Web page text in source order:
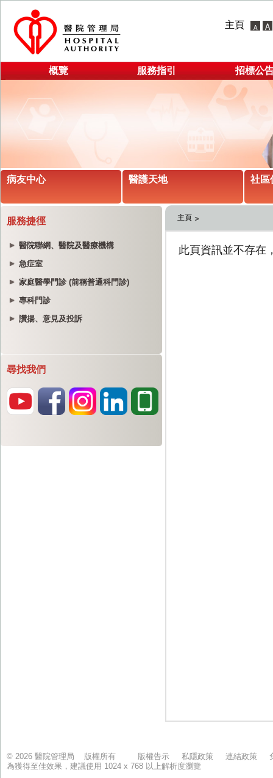
主頁
概覽 服務指引 招標公
病友中心 醫護天地 社區
服務捷徑
醫院聯網、醫院及醫療機構
急症室
家庭醫學門診 (前稱普通科門診)
專科門診
讚揚、意見及投訴
尋找我們
主頁
© 2026 醫院管理局 版權所有 版權告示 私隱政策 連結政策
為獲得至佳效果，建議使用 1024 x 768 以上解析度瀏覽